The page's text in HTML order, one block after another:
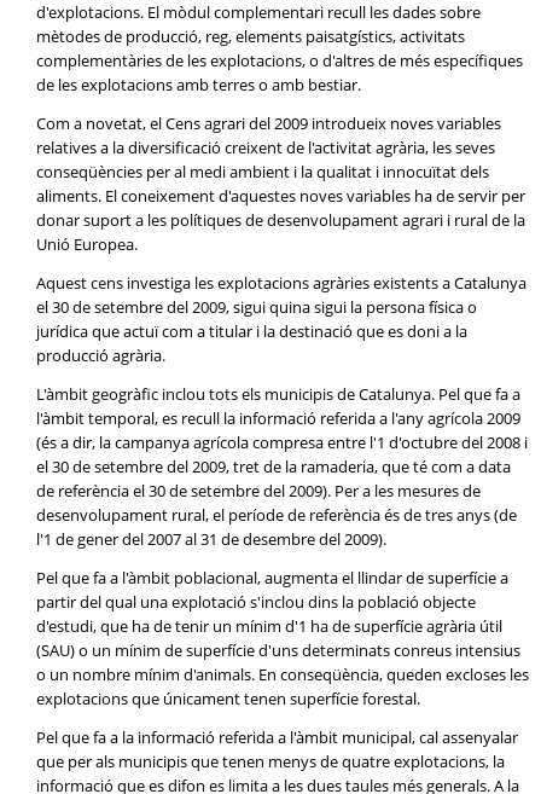
d'explotacions. El mòdul complementari recull les dades sobre
mètodes de producció, reg, elements paisatgístics, activitats
complementàries de les explotacions, o d'altres de més específiques
de les explotacions amb terres o amb bestiar.
Com a novetat, el Cens agrari del 2009 introdueix noves variables
relatives a la diversificació creixent de l'activitat agrària, les seves
conseqüències per al medi ambient i la qualitat i innocuïtat dels
aliments. El coneixement d'aquestes noves variables ha de servir per
donar suport a les polítiques de desenvolupament agrari i rural de la
Unió Europea.
Aquest cens investiga les explotacions agràries existents a Catalunya
el 30 de setembre del 2009, sigui quina sigui la persona física o
jurídica que actuï com a titular i la destinació que es doni a la
producció agrària.
L'àmbit geogràfic inclou tots els municipis de Catalunya. Pel que fa a
l'àmbit temporal, es recull la informació referida a l'any agrícola 2009
(és a dir, la campanya agrícola compresa entre l'1 d'octubre del 2008 i
el 30 de setembre del 2009, tret de la ramaderia, que té com a data
de referència el 30 de setembre del 2009). Per a les mesures de
desenvolupament rural, el període de referència és de tres anys (de
l'1 de gener del 2007 al 31 de desembre del 2009).
Pel que fa a l'àmbit poblacional, augmenta el llindar de superfície a
partir del qual una explotació s'inclou dins la població objecte
d'estudi, que ha de tenir un mínim d'1 ha de superfície agrària útil
(SAU) o un mínim de superfície d'uns determinats conreus intensius
o un nombre mínim d'animals. En conseqüència, queden excloses les
explotacions que únicament tenen superfície forestal.
Pel que fa a la informació referida a l'àmbit municipal, cal assenyalar
que per als municipis que tenen menys de quatre explotacions, la
informació que es difon es limita a les dues taules més generals. A la